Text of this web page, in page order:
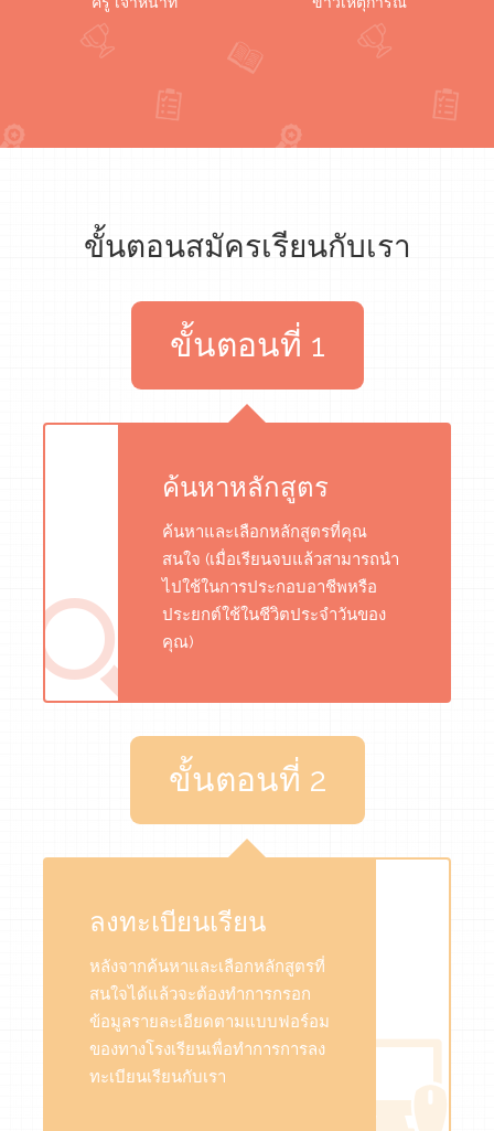
ขั้นตอนสมัครเรียนกับเรา
ค้นหาหลักสูตร
ค้นหาและเลือกหลักสูตรที่คุณ
สนใจ (เมื่อเรียนจบแล้วสามารถนำ
ไปใช้ในการประกอบอาชีพหรือ
ประยกต์ใช้ในชีวิตประจำวันของ
คุณ)
ขั้นตอนที่ 1
ขั้นตอนที่ 2
ลงทะเบียนเรียน
หลังจากค้นหาและเลือกหลักสูตรที่
สนใจได้แล้วจะต้องทำการกรอก
ข้อมูลรายละเอียดตามแบบฟอร์อม
ของทางโรงเรียนเพื่อทำการการลง
ทะเบียนเรียนกับเรา